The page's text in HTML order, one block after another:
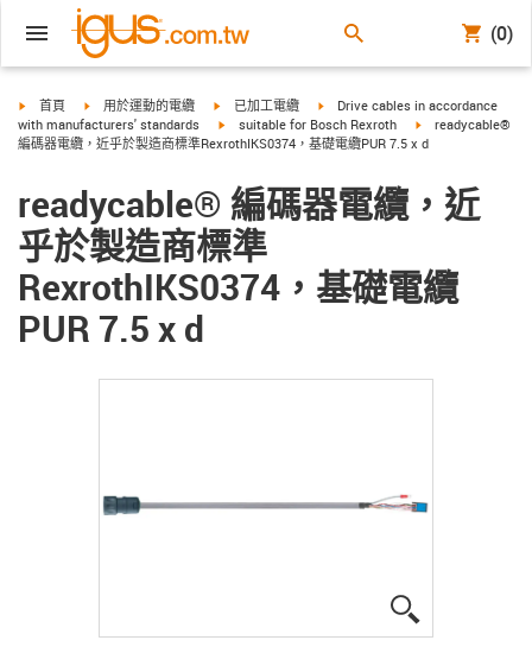
(0)
igus-icon-arrow-right
首頁 igus-icon-arrow-right
用於運動的電纜 igus-icon-arrow-right
已加工電纜 igus-icon-arrow-right
Drive cables in accordance
with manufacturers' standards
igus-icon-arrow-right
suitable for Bosch Rexroth igus-icon-arrow-
readycable®
編碼器電纜，近乎於製造商標準RexrothIKS0374，基礎電纜PUR 7.5 x d
readycable® 編碼器電纜，近
乎於製造商標準
RexrothIKS0374，基礎電纜
PUR 7.5 x d